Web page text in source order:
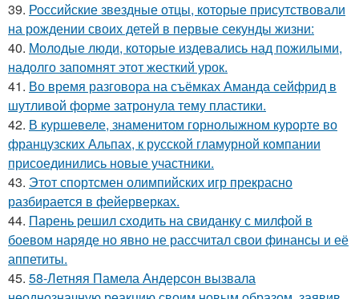
39. Российские звездные отцы, которые присутствовали
на рождении своих детей в первые секунды жизни:
40. Молодые люди, которые издевались над пожилыми,
надолго запомнят этот жесткий урок.
41. Во время разговора на съёмках Аманда сейфрид в
шутливой форме затронула тему пластики.
42. В куршевеле, знаменитом горнолыжном курорте во
французских Альпах, к русской гламурной компании
присоединились новые участники.
43. Этот спортсмен олимпийских игр прекрасно
разбирается в фейерверках.
44. Парень решил сходить на свиданку с милфой в
боевом наряде но явно не рассчитал свои финансы и её
аппетиты.
45. 58-Летняя Памела Андерсон вызвала